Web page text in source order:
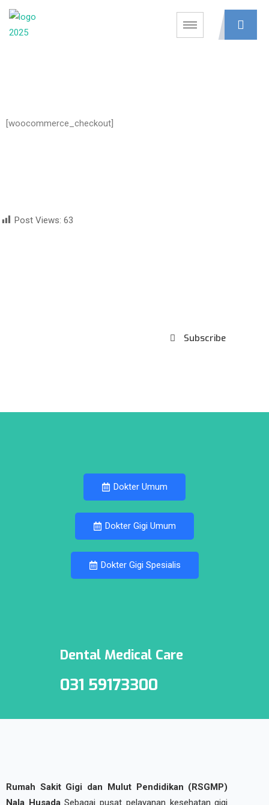
[woocommerce_checkout]
Post Views: 63
Subscribe
Dokter Umum
Dokter Gigi Umum
Dokter Gigi Spesialis
Dental Medical Care
031 59173300
Rumah Sakit Gigi dan Mulut Pendidikan (RSGMP)
Nala HusadaSebagai pusat pelayanan kesehatan gigi